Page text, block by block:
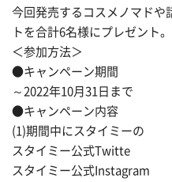
今回発売するコスメノマドや
トを合計6名様にプレゼント。
＜参加方法＞
●キャンペーン期間
～2022年10月31日まで
●キャンペーン内容
(1)期間中にスタイミーの
スタイミー公式Twitte
スタイミー公式Instagram